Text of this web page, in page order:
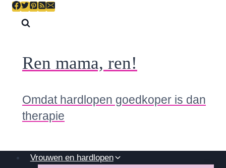
Skip
Ren mama, ren!
Omdat hardlopen goedkoper is dan
therapie
Vrouwen en hardlopen